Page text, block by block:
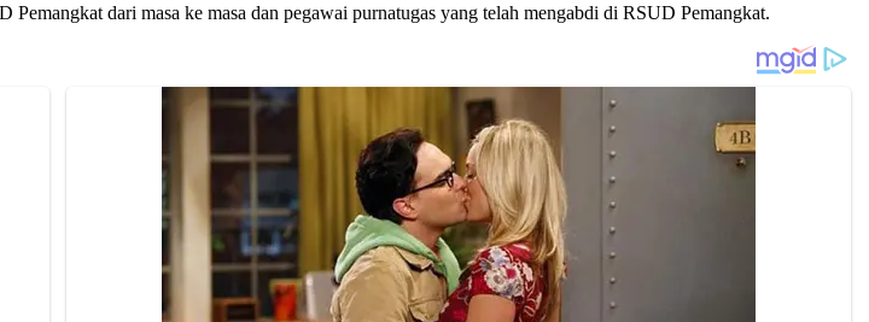
dari masa ke masa dan pegawai purnatugas yang telah mengabdi di RSUD Pemangkat.